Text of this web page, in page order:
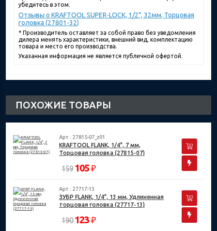
убедитесь в этом.
Отзывы о KRAFTOOL SUPER-LOCK, 1/2", 32мм, Торцовая
головка (27801-32)
* Производитель оставляет за собой право без уведомления
дилера менять характеристики, внешний вид, комплектацию
товара и место его производства.
Указанная информация не является публичной офертой.
ПОХОЖИЕ ТОВАРЫ
Арт.: 27815-07_z01
KRAFTOOL FLANK, 1/4", 7 мм,
Торцовая головка (27815-07)
159 105 ₽
Арт.: 27717-13
ЗУБР FLANK, 1/4", 13 мм, Удлиненная
торцовая головка (27717-13)
190 123 ₽